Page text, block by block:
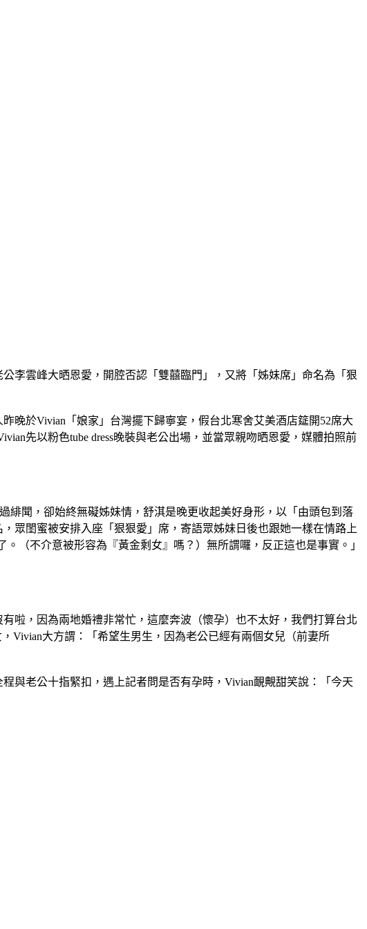
李雲峰大晒恩愛，開腔否認「雙囍臨門」，又將「姊妹席」命名為「狠
晚於Vivian「娘家」台灣擺下歸寧宴，假台北寒舍艾美酒店筵開52席大
先以粉色tube dress晚裝與老公出場，並當眾親吻晒恩愛，媒體拍照前
緋聞，卻始終無礙姊妹情，舒淇是晚更收起美好身形，以「由頭包到落
眾閨蜜被安排入座「狠狠愛」席，寄語眾姊妹日後也跟她一樣在情路上
（不介意被形容為『黃金剩女』嗎？）無所謂囉，反正這也是事實。」
啦，因為兩地婚禮非常忙，這麼奔波（懷孕）也不太好，我們打算台北
Vivian大方謂：「希望生男生，因為老公已經有兩個女兒（前妻所
與老公十指緊扣，遇上記者問是否有孕時，Vivian靦覥甜笑說：「今天